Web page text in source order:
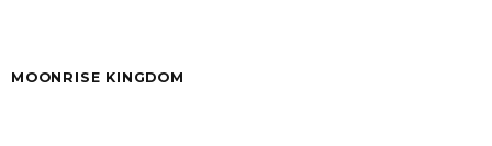
MOONRISE KINGDOM